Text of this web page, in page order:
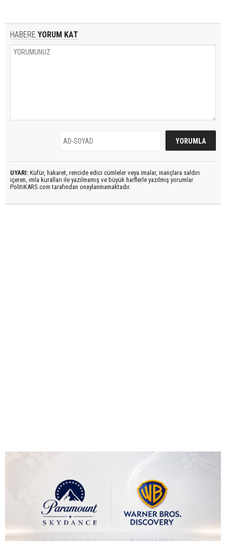
HABERE YORUM KAT
UYARI: Küfür, hakaret, rencide edici cümleler veya imalar, inançlara saldırı
içeren, imla kuralları ile yazılmamış ve büyük harflerle yazılmış yorumlar
PolitiKARS.com tarafından onaylanmamaktadır.